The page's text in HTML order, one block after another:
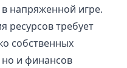
напряженной игре.
ресурсов требует
собственных
и финансов